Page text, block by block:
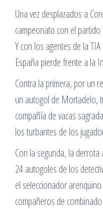
Una vez desplazados a
campeonato con el partido
Y con los agentes de la
España pierde frente a la
Contra la primera, por un
un autogol de Mortadelo,
compañía de vacas
los turbantes de los
Con la segunda, la
24 autogoles de los
el seleccionador
compañeros de